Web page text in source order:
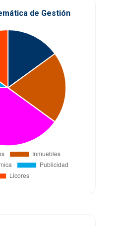
de Gestión